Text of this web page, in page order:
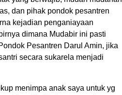
dan pihak pondok pesantren
kejadian penganiayaan
dimana Mudabir ini pasti
Pesantren Darul Amin, jika
secara sukarela menjadi
menimpa anak saya untuk yg